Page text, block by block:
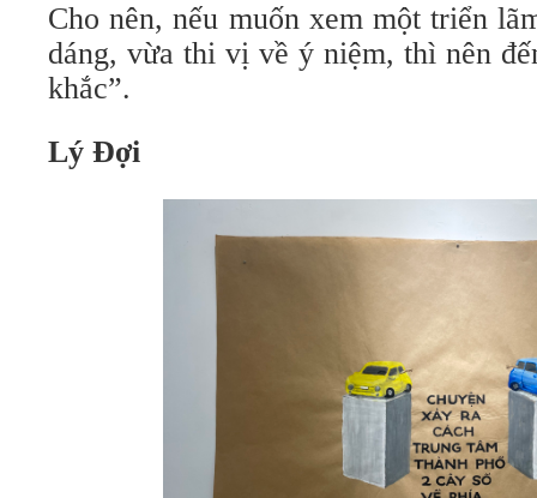
Cho nên, nếu muốn xem một triển
dáng, vừa thi vị về ý niệm, thì nên
khắc”.
Lý Đợi